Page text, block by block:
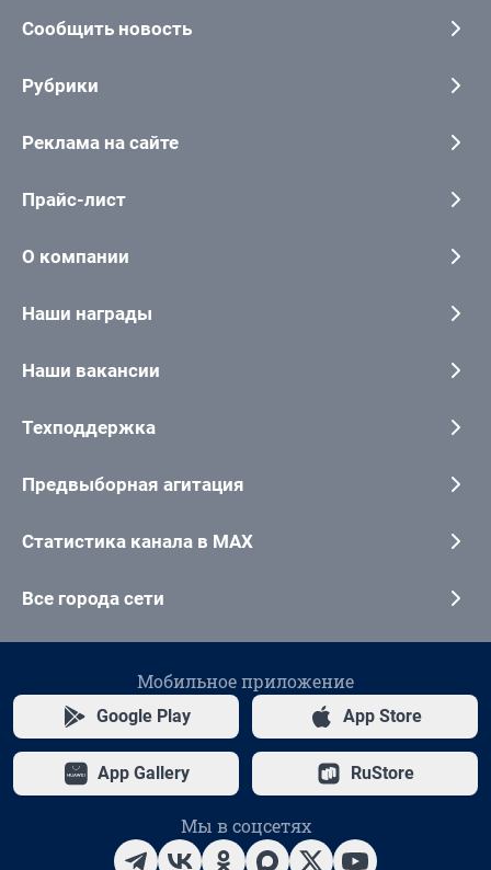
Сообщить новость
Рубрики
Реклама на сайте
Прайс-лист
О компании
Наши награды
Наши вакансии
Техподдержка
Предвыборная агитация
Статистика канала в MAX
Все города сети
Мобильное приложение
Google Play App Store
App Gallery RuStore
Мы в соцсетях